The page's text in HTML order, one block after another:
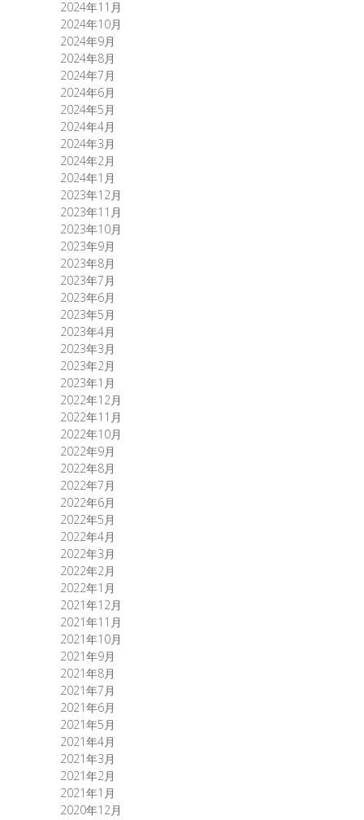
2024年11月
2024年10月
2024年9月
2024年8月
2024年7月
2024年6月
2024年5月
2024年4月
2024年3月
2024年2月
2024年1月
2023年12月
2023年11月
2023年10月
2023年9月
2023年8月
2023年7月
2023年6月
2023年5月
2023年4月
2023年3月
2023年2月
2023年1月
2022年12月
2022年11月
2022年10月
2022年9月
2022年8月
2022年7月
2022年6月
2022年5月
2022年4月
2022年3月
2022年2月
2022年1月
2021年12月
2021年11月
2021年10月
2021年9月
2021年8月
2021年7月
2021年6月
2021年5月
2021年4月
2021年3月
2021年2月
2021年1月
2020年12月